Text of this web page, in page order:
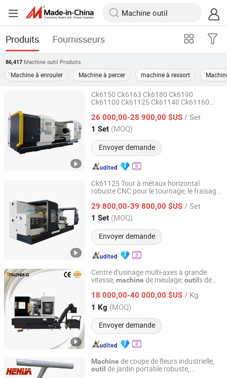
Produits Fournisseurs
86,417 Machine outil Produits
Machine à enrouler Machine à percer machine à ressort
Ck6150 Ck6163 Ck6180 Ck6190
Ck61100 Ck61125 Ck61140 Ck61160
26 000,00-28 900,00 $US / Set
1 Set (MOQ)
Envoyer demande
Taian Best Machinery Co., Ltd.
Shandong, China Depuis 2023
Ck61125 Tour à métaux horizontal
robuste CNC pour le tournage, le fraisage
29 800,00-39 800,00 $US / Set
1 Set (MOQ)
Envoyer demande
Taian Best Machinery Co., Ltd.
Shandong, China Depuis 2023
Centre d'usinage multi-axes à grande
vitesse, machine de meulage, outil s de
18 000,00-40 000,00 $US / Kg
1 Kg (MOQ)
Envoyer demande
Guangdong Taizheng Intelligent Equipment Co., LTD
Guangdong, China Depuis 2024
Machine de coupe de fleurs industrielle,
outil de jardin portable robuste,
Hehua Machinery Technology (Kunshan) Co., Ltd